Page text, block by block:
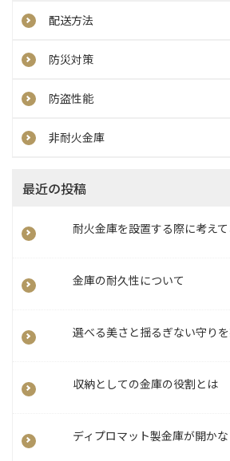
配送方法
防災対策
防盗性能
非耐火金庫
最近の投稿
耐火金庫を設置する際に考え
金庫の耐久性について
選べる美さと揺るぎない守り
収納としての金庫の役割とは
ディプロマット製金庫が開か